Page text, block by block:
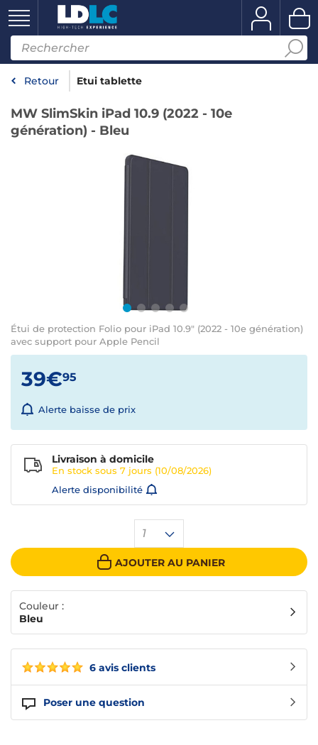
Retour Etui tablette
MW SlimSkin iPad 10.9 (2022 - 10e
génération) - Bleu
Étui de protection Folio pour iPad 10.9" (2022 - 10e génération)
avec support pour Apple Pencil
6 avis clients
Poser une question
39€95
Alerte baisse de prix
1
AJOUTER AU PANIER
Livraison à domicile
En stock sous 7 jours (10/08/2026)
Alerte disponibilité
Couleur :
Bleu